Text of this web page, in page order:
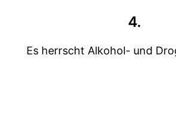
4.
Es herrscht Alkohol- und